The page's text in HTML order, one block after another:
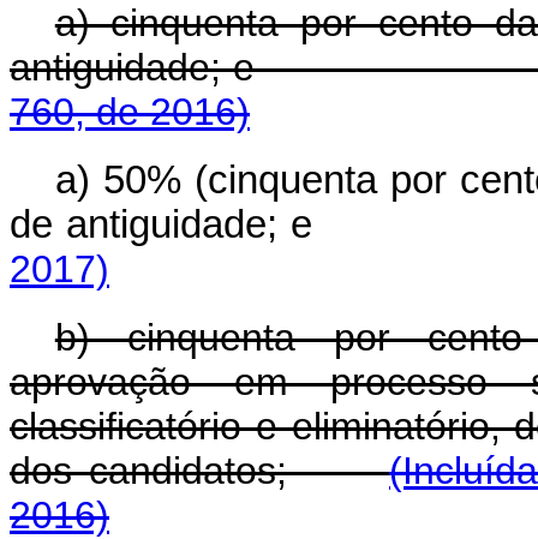
a) cinquenta por cento
antiguidade;
760, de 2016)
a) 50% (cinquenta por
de
2017)
b) cinquenta por
aprovação em
classificatório e eliminatório,
dos candidatos;
2016)